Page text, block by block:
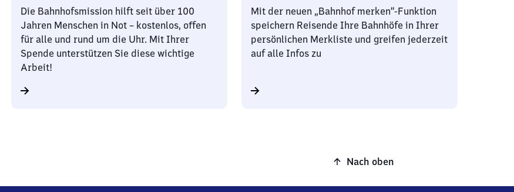
Die Bahnhofsmission hilft seit über 100
Jahren Menschen in Not – kostenlos, offen
für alle und rund um die Uhr. Mit Ihrer
Spende unterstützen Sie diese wichtige
Arbeit!
Mit der neuen „Bahnhof merken“-Funktion
speichern Reisende Ihre Bahnhöfe in Ihrer
persönlichen Merkliste und greifen jederzeit
auf alle Infos zu
Nach oben